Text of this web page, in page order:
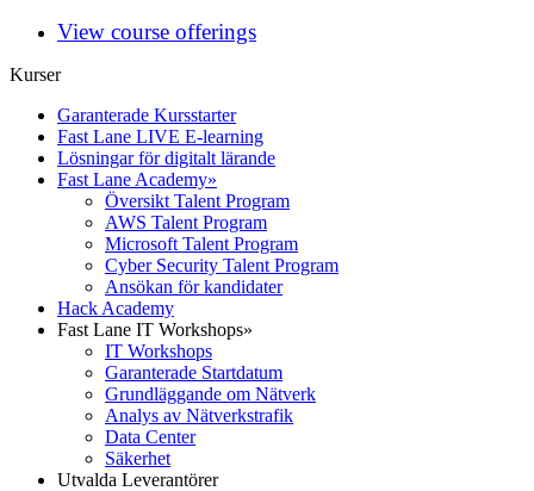
View course offerings
Kurser
Garanterade Kursstarter
Fast Lane LIVE E-learning
Lösningar för digitalt lärande
Fast Lane Academy»
Översikt Talent Program
AWS Talent Program
Microsoft Talent Program
Cyber Security Talent Program
Ansökan för kandidater
Hack Academy
Fast Lane IT Workshops»
IT Workshops
Garanterade Startdatum
Grundläggande om Nätverk
Analys av Nätverkstrafik
Data Center
Säkerhet
Utvalda Leverantörer